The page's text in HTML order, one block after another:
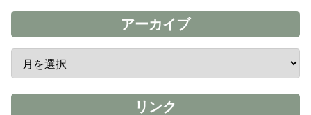
アーカイブ
リンク